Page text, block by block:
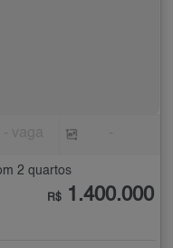
2 quartos
R$ 1.400.000